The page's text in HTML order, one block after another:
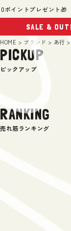
イントプレゼント🎁
HOME ブランド あ行
PICKUP
ピックアップ
RANKING
売れ筋ランキング
SALE &